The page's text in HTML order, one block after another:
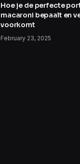
Hoe je de perfecte
macaroni bepaalt en
voorkomt
February 23, 2025